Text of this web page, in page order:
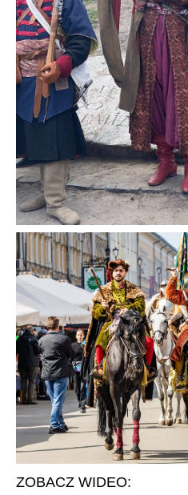
ZOBACZ WIDEO: